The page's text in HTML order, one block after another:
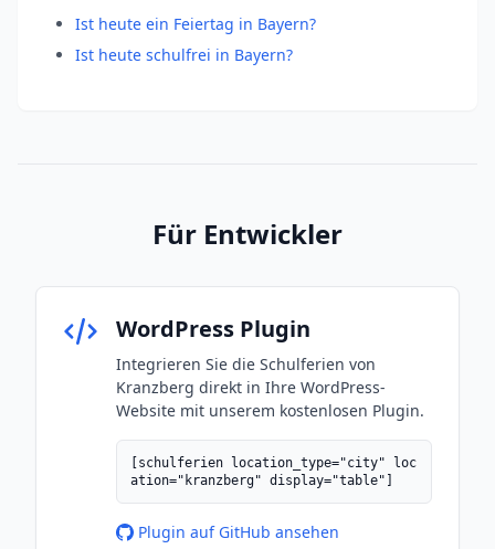
Ist heute ein Feiertag in Bayern?
Ist heute schulfrei in Bayern?
Für Entwickler
WordPress Plugin
Integrieren Sie die Schulferien von
Kranzberg direkt in Ihre WordPress-
Website mit unserem kostenlosen Plugin.
[schulferien location_type="city" loc
ation="kranzberg" display="table"]
Plugin auf GitHub ansehen